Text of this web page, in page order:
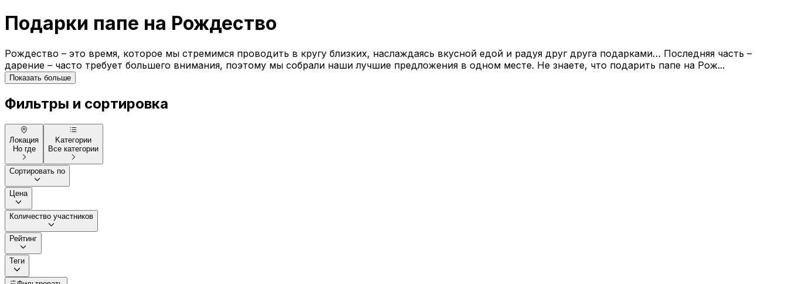
Подарки папе на Рождество
Рождество – это время, которое мы стремимся проводить в кругу близких, наслаждаясь вкусной едой и радуя друг друга подарками… Последняя часть –
дарение – часто требует большего внимания, поэтому мы собрали наши лучшие предложения в одном месте. Не знаете, что подарить папе на Рож...
Показать больше
Фильтры и сортировка
Локация
Но где
Kатегории
Все категории
Сортировать по
Цена
Количество участников
Рейтинг
Теги